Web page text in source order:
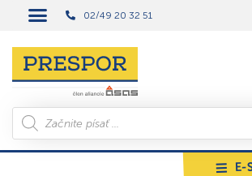
02/49 20 32 51
E-